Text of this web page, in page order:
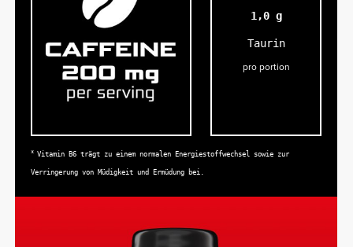
1,0 g
Taurin
pro portion
*Vitamin B6 trägt zu einem normalen Energiestoffwechsel sowie zur
Verringerung von Müdigkeit und Ermüdung bei.